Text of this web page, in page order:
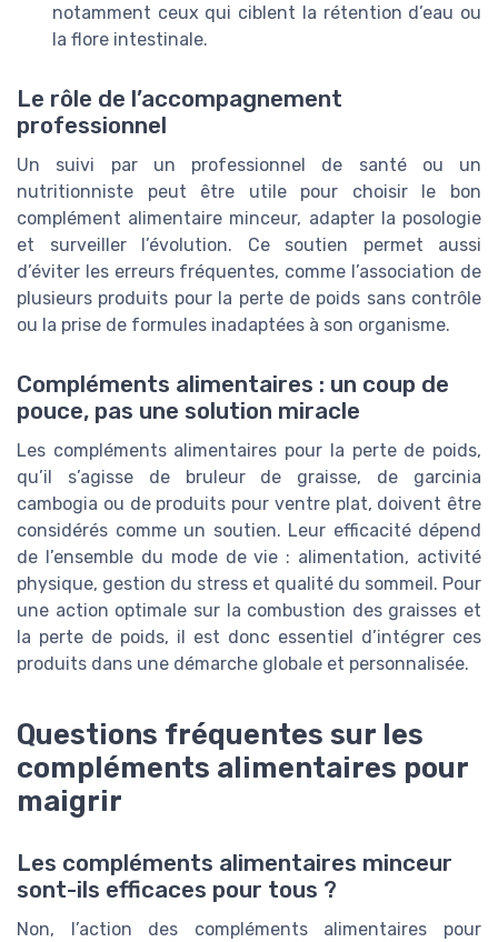
notamment ceux qui ciblent la rétention d’eau ou
la flore intestinale.
Le rôle de l’accompagnement
professionnel
Un suivi par un professionnel de santé ou un
nutritionniste peut être utile pour choisir le bon
complément alimentaire minceur, adapter la posologie
et surveiller l’évolution. Ce soutien permet aussi
d’éviter les erreurs fréquentes, comme l’association de
plusieurs produits pour la perte de poids sans contrôle
ou la prise de formules inadaptées à son organisme.
Compléments alimentaires : un coup de
pouce, pas une solution miracle
Les compléments alimentaires pour la perte de poids,
qu’il s’agisse de bruleur de graisse, de garcinia
cambogia ou de produits pour ventre plat, doivent être
considérés comme un soutien. Leur efficacité dépend
de l’ensemble du mode de vie : alimentation, activité
physique, gestion du stress et qualité du sommeil. Pour
une action optimale sur la combustion des graisses et
la perte de poids, il est donc essentiel d’intégrer ces
produits dans une démarche globale et personnalisée.
Questions fréquentes sur les
compléments alimentaires pour
maigrir
Les compléments alimentaires minceur
sont-ils efficaces pour tous ?
Non, l’action des compléments alimentaires pour